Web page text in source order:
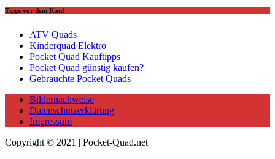
Tipps vor dem Kauf
ATV Quads
Kinderquad Elektro
Pocket Quad Kauftipps
Pocket Quad günstig kaufen?
Gebrauchte Pocket Quads
Bildernachweise
Datenschutzerklärung
Impressum
Copyright © 2021 | Pocket-Quad.net